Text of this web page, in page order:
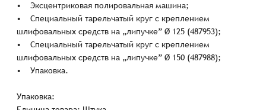
• Эксцентриковая полировальная машина;
• Специальный тарельчатый круг с креплением
шлифовальных средств на „липучке” Ø 125 (487953);
• Специальный тарельчатый круг с креплением
шлифовальных средств на „липучке” Ø 150 (487988);
• Упаковка.
Упаковка: